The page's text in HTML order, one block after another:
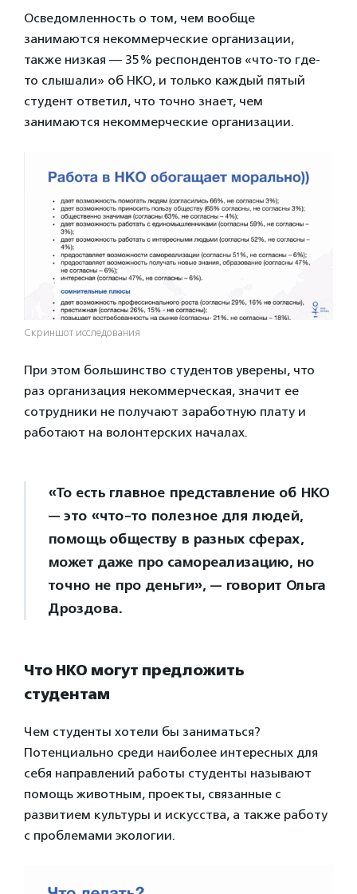
Осведомленность о том, чем вообще
занимаются некоммерческие организации,
также низкая — 35% респондентов «что-то где-
то слышали» об НКО, и только каждый пятый
студент ответил, что точно знает, чем
занимаются некоммерческие организации.
Скриншот исследования
При этом большинство студентов уверены, что
раз организация некоммерческая, значит ее
сотрудники не получают заработную плату и
работают на волонтерских началах.
«То есть главное представление об НКО
— это «что-то полезное для людей,
помощь обществу в разных сферах,
может даже про самореализацию, но
точно не про деньги», — говорит Ольга
Дроздова.
Что НКО могут предложить
студентам
Чем студенты хотели бы заниматься?
Потенциально среди наиболее интересных для
себя направлений работы студенты называют
помощь животным, проекты, связанные с
развитием культуры и искусства, а также работу
с проблемами экологии.